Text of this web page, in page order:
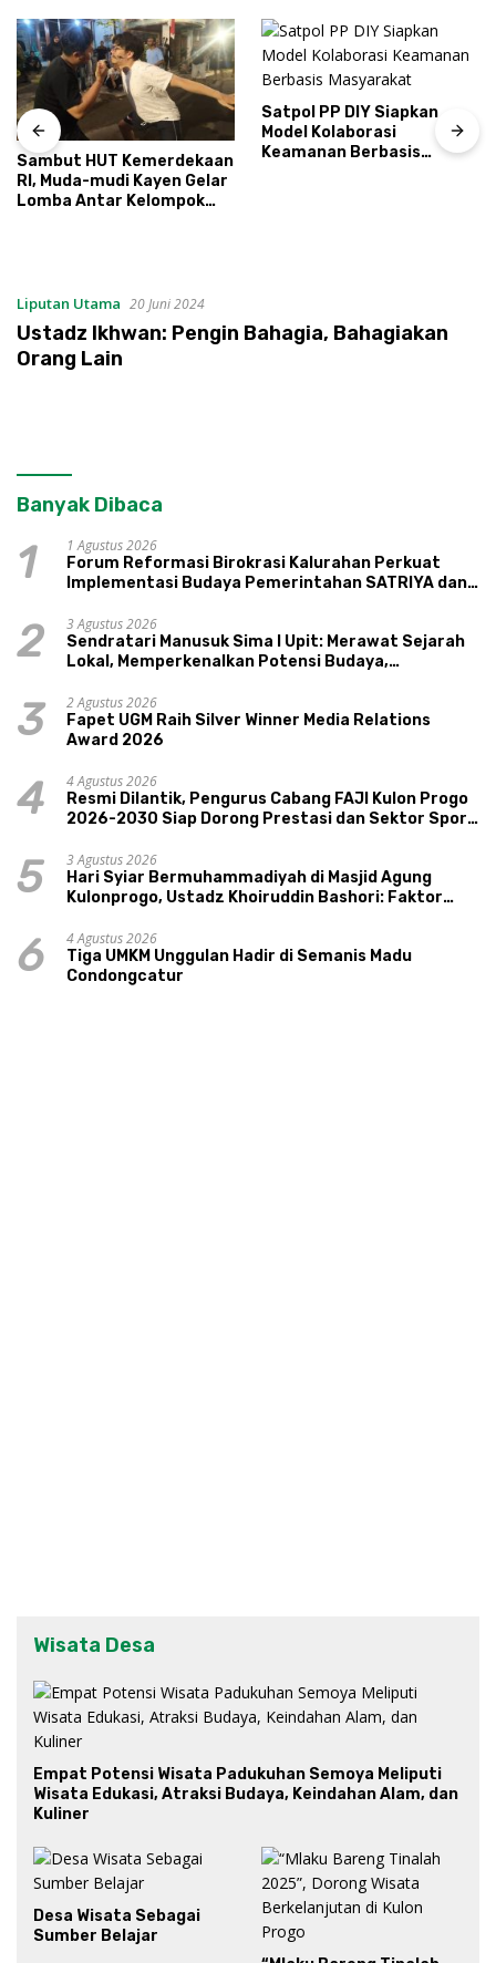
Sambut HUT Kemerdekaan
RI, Muda-mudi Kayen Gelar
Lomba Antar Kelompok
Satpol PP DIY Siapkan
Model Kolaborasi
Keamanan Berbasis
Liputan Utama 20 Juni 2024
Ustadz Ikhwan: Pengin Bahagia, Bahagiakan
Orang Lain
Banyak Dibaca
1
1 Agustus 2026
Forum Reformasi Birokrasi Kalurahan Perkuat
Implementasi Budaya Pemerintahan SATRIYA dan
2
3 Agustus 2026
Sendratari Manusuk Sima I Upit: Merawat Sejarah
Lokal, Memperkenalkan Potensi Budaya,
3
2 Agustus 2026
Fapet UGM Raih Silver Winner Media Relations
Award 2026
4
4 Agustus 2026
Resmi Dilantik, Pengurus Cabang FAJI Kulon Progo
2026-2030 Siap Dorong Prestasi dan Sektor Sport
5
3 Agustus 2026
Hari Syiar Bermuhammadiyah di Masjid Agung
Kulonprogo, Ustadz Khoiruddin Bashori: Faktor
6
4 Agustus 2026
Tiga UMKM Unggulan Hadir di Semanis Madu
Condongcatur
Wisata Desa
Empat Potensi Wisata Padukuhan Semoya Meliputi
Wisata Edukasi, Atraksi Budaya, Keindahan Alam, dan
Kuliner
Desa Wisata Sebagai
Sumber Belajar